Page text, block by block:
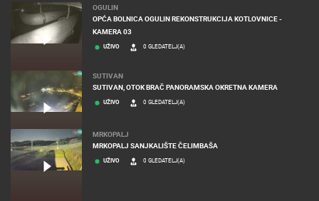
OGULIN
OPĆA BOLNICA OGULIN REKONSTRUKCIJA KOTLOVNICE -
KAMERA 03
UŽIVO 0 GLEDATELJ(A)
SUTIVAN
SUTIVAN, OTOK BRAČ PANORAMSKA OKRETNA KAMERA
UŽIVO 0 GLEDATELJ(A)
MRKOPALJ
MRKOPALJ SANJKALIŠTE ČELIMBAŠA
UŽIVO 0 GLEDATELJ(A)